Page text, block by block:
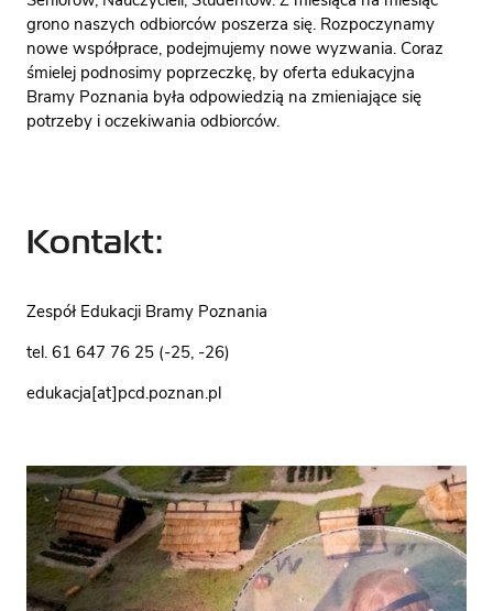
grono naszych odbiorców poszerza się. Rozpoczynamy
nowe współprace, podejmujemy nowe wyzwania. Coraz
śmielej podnosimy poprzeczkę, by oferta edukacyjna
Bramy Poznania była odpowiedzią na zmieniające się
potrzeby i oczekiwania odbiorców.
Kontakt:
Zespół Edukacji Bramy Poznania
tel. 61 647 76 25 (-25, -26)
edukacja[at]pcd.poznan.pl